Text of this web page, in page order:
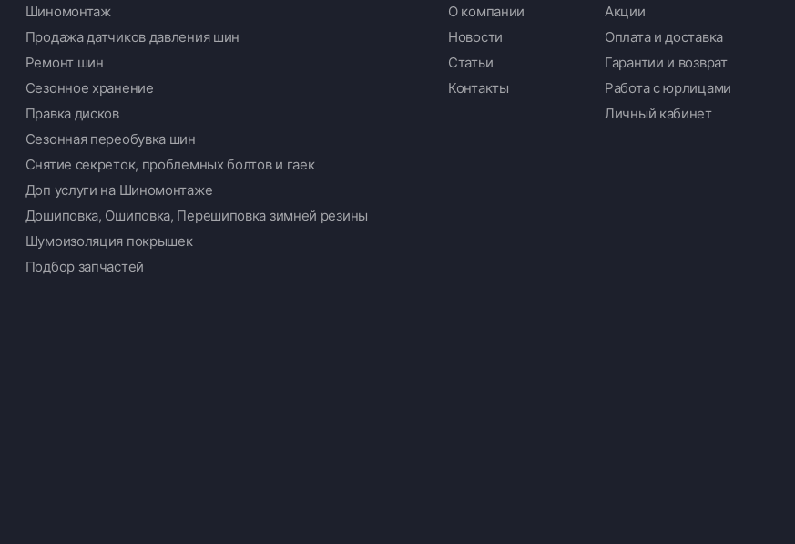
Шиномонтаж
Продажа датчиков давления шин
Ремонт шин
Сезонное хранение
Правка дисков
Сезонная переобувка шин
Снятие секреток, проблемных болтов и гаек
Доп услуги на Шиномонтаже
Дошиповка, Ошиповка, Перешиповка зимней резины
Шумоизоляция покрышек
Подбор запчастей
О компании
Новости
Статьи
Контакты
Акции
Оплата и доставка
Гарантии и возврат
Работа с юрлицами
Личный кабинет